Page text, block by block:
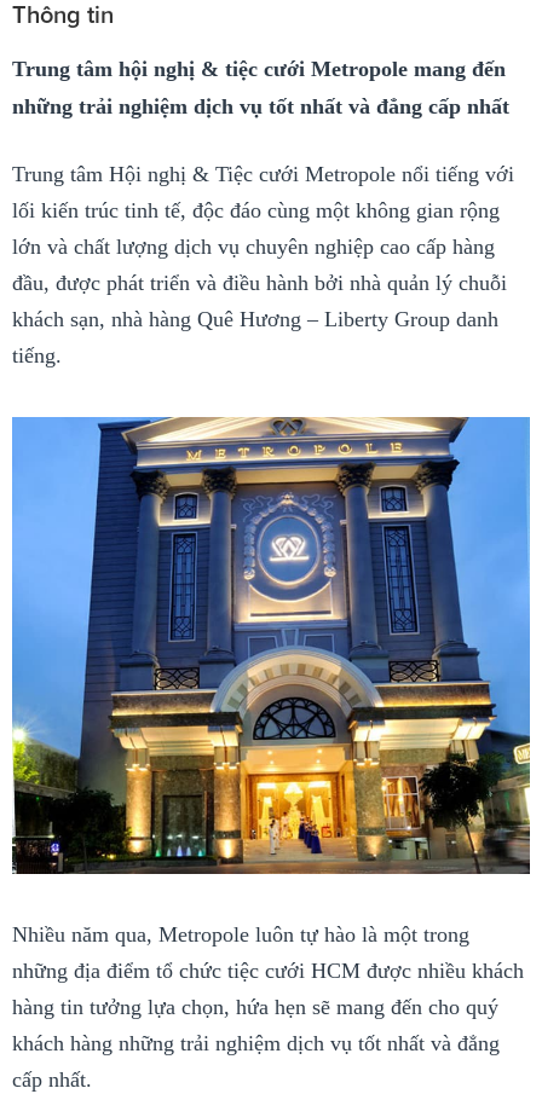
Thông tin
Trung tâm hội nghị & tiệc cưới Metropole mang đến
những trải nghiệm dịch vụ tốt nhất và đẳng cấp nhất
Trung tâm Hội nghị & Tiệc cưới Metropole nổi tiếng với
lối kiến trúc tinh tế, độc đáo cùng một không gian rộng
lớn và chất lượng dịch vụ chuyên nghiệp cao cấp hàng
đầu, được phát triển và điều hành bởi nhà quản lý chuỗi
khách sạn, nhà hàng Quê Hương – Liberty Group danh
tiếng.
Nhiều năm qua, Metropole luôn tự hào là một trong
những địa điểm tổ chức tiệc cưới HCM được nhiều khách
hàng tin tưởng lựa chọn, hứa hẹn sẽ mang đến cho quý
khách hàng những trải nghiệm dịch vụ tốt nhất và đẳng
cấp nhất.